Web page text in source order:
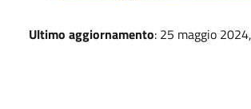
Ultimo aggiornamento: 25 maggio